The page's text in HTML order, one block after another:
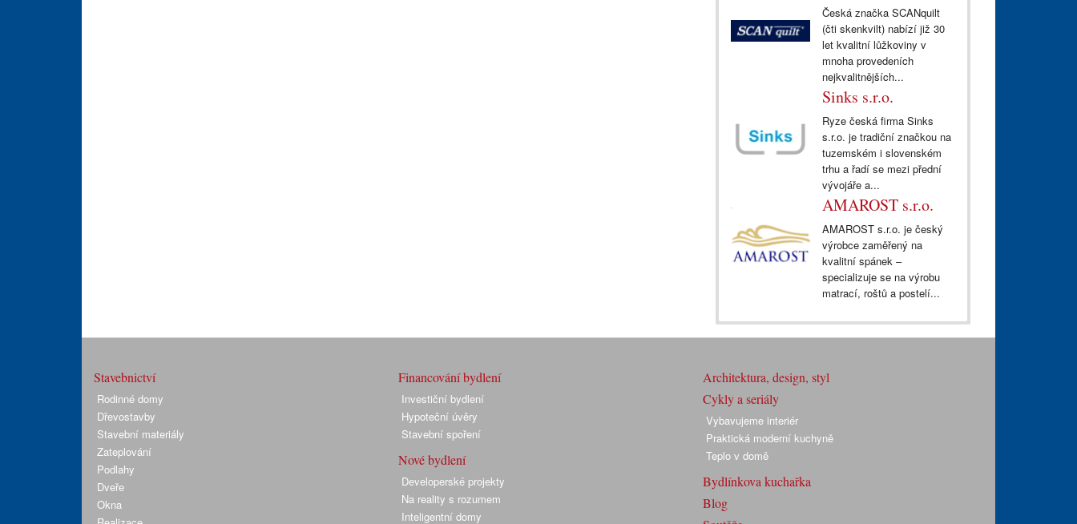
Česká značka SCANquilt
(čti skenkvilt) nabízí již 30
let kvalitní lůžkoviny v
mnoha provedeních
nejkvalitnějších...
Sinks s.r.o.
Ryze česká firma Sinks
s.r.o. je tradiční značkou na
tuzemském i slovenském
trhu a řadí se mezi přední
vývojáře a...
AMAROST s.r.o.
AMAROST s.r.o. je český
výrobce zaměřený na
kvalitní spánek –
specializuje se na výrobu
matrací, roštů a postelí...
Stavebnictví
Rodinné domy
Dřevostavby
Stavební materiály
Zateplování
Podlahy
Dveře
Okna
Financování bydlení
Investiční bydlení
Hypoteční úvěry
Stavební spoření
Nové bydlení
Developerské projekty
Na reality s rozumem
Inteligentní domy
Architektura, design, styl
Cykly a seriály
Vybavujeme interiér
Praktická moderní kuchyně
Teplo v domě
Bydlínkova kuchařka
Blog